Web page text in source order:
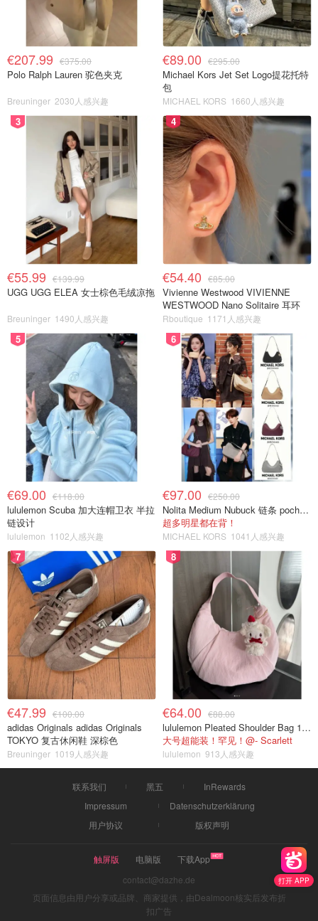
打开 APP
€207.99 €375.00
Polo Ralph Lauren 驼色夹克
Breuninger 2030人感兴趣
€89.00 €295.00
Michael Kors Jet Set Logo提花托特
包
MICHAEL KORS 1660人感兴趣
3
€55.99 €139.99
UGG UGG ELEA 女士棕色毛绒凉拖
Breuninger 1490人感兴趣
4
€54.40 €85.00
Vivienne Westwood VIVIENNE
WESTWOOD Nano Solitaire 耳环
Rboutique 1171人感兴趣
5
€69.00 €118.00
lululemon Scuba 加大连帽卫衣 半拉
链设计
lululemon 1102人感兴趣
6
€97.00 €250.00
Nolita Medium Nubuck 链条 pochette
超多明星都在背！
MICHAEL KORS 1041人感兴趣
7
€47.99 €100.00
adidas Originals adidas Originals
TOKYO 复古休闲鞋 深棕色
Breuninger 1019人感兴趣
8
€64.00 €88.00
lululemon Pleated Shoulder Bag 10L 单肩包
大号超能装！罕见！@- Scarlett
lululemon 913人感兴趣
联系我们 黑五
InRewards
Impressum
Datenschutzerklärung
用户协议
版权声明
触屏版 电脑版
下载App
contact@dazhe.de
页面信息由用户分享或品牌、商家提供，由Dealmoon核实后发布折
扣广告